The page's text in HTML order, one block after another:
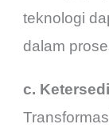
teknologi
dalam
c.